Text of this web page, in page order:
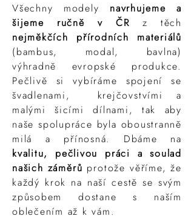
Všechny modely navrhujeme a
šijeme ručně v ČR z těch
nejměkčích přírodních materiálů
(bambus, modal, bavlna)
výhradně evropské produkce.
Pečlivě si vybíráme spojení se
švadlenami, krejčovstvími a
malými šicími dílnami, tak aby
naše spolupráce byla oboustranně
milá a přínosná. Dbáme na
kvalitu, pečlivou práci a soulad
našich záměrů protože věříme, že
každý krok na naší cestě se svým
způsobem dostane s naším
oblečením až k vám.